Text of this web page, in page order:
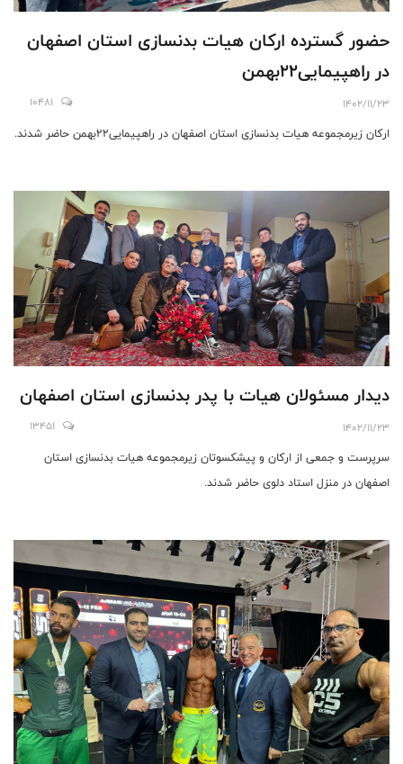
حضور گسترده ارکان هیات بدنسازی استان اصفهان
در راهپیمایی۲۲بهمن
1402/11/23
10481
ارکان زیرمجموعه هیات بدنسازی استان اصفهان در راهپیمایی۲۲بهمن حاضر شدند.
دیدار مسئولان هیات با پدر بدنسازی استان اصفهان
1402/11/23
13451
سرپرست و جمعی از ارکان و پیشکسوتان زیرمجموعه هیات بدنسازی استان
اصفهان در منزل استاد دلوی حاضر شدند.